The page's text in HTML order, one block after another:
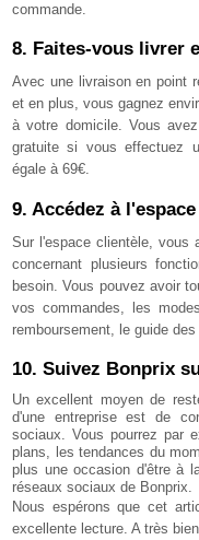
commande.
8. Faites-vous livrer
Avec une livraison en point
et en plus, vous gagnez
à votre domicile. Vous
gratuite si vous effectuez
égale à 69€.
9. Accédez à
Sur l'espace clientèle, vous
concernant plusieurs
besoin. Vous pouvez avoir
vos commandes, les
remboursement, le guide
10. Suivez Bonprix
Un excellent moyen de
d'une entreprise est de
sociaux. Vous pourrez par
plans, les tendances du
plus une occasion d'être à
réseaux sociaux de Bonprix.
Nous espérons que cet
excellente lecture. A très